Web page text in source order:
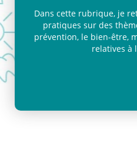
Dans cette rubrique, je
pratiques sur des
prévention, le bien-être,
relatives à